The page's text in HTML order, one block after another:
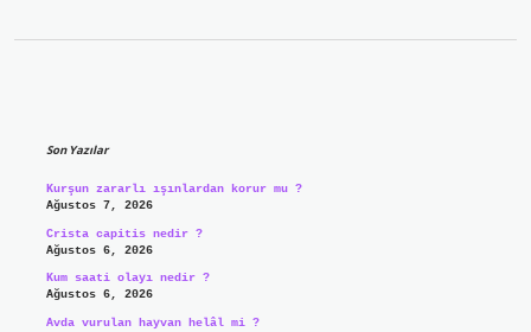
Son Yazılar
Kurşun zararlı ışınlardan korur mu ?
Ağustos 7, 2026
Crista capitis nedir ?
Ağustos 6, 2026
Kum saati olayı nedir ?
Ağustos 6, 2026
Avda vurulan hayvan helâl mi ?